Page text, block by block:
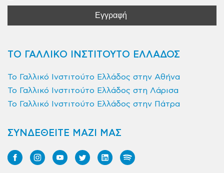
ΤΟ ΓΑΛΛΙΚΟ ΙΝΣΤΙΤΟΥΤΟ ΕΛΛΑΔΟΣ
Το Γαλλικό Ινστιτούτο Ελλάδος στην Αθήνα
Το Γαλλικό Ινστιτούτο Ελλάδος στη Λάρισα
Το Γαλλικό Ινστιτούτο Ελλάδος στην Πάτρα
ΣΥΝΔΕΘΕΙΤΕ ΜΑΖΙ ΜΑΣ